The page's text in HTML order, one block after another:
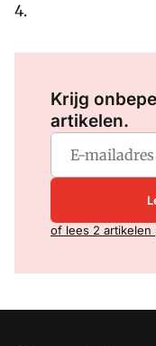
4.
Krijg
artikelen.
of lees 2 artikelen